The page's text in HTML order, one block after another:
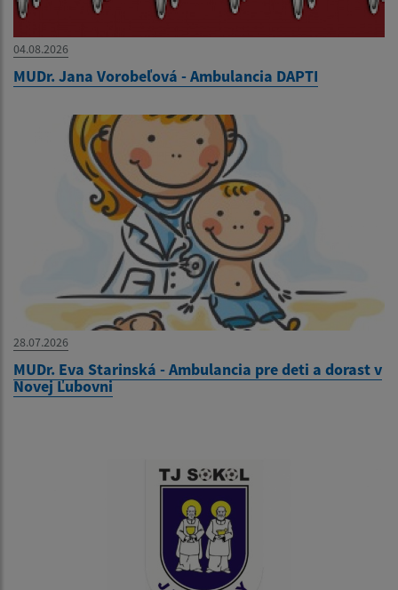
04.08.2026
MUDr. Jana Vorobeľová - Ambulancia DAPTI
28.07.2026
MUDr. Eva Starinská - Ambulancia pre deti a dorast v
Novej Ľubovni